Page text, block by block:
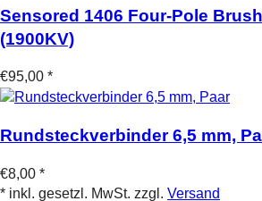
Sensored 1406 Four-Pole
(1900KV)
€95,00 *
Rundsteckverbinder 6,5 mm,
€8,00 *
* inkl. gesetzl. MwSt. zzgl. Versand